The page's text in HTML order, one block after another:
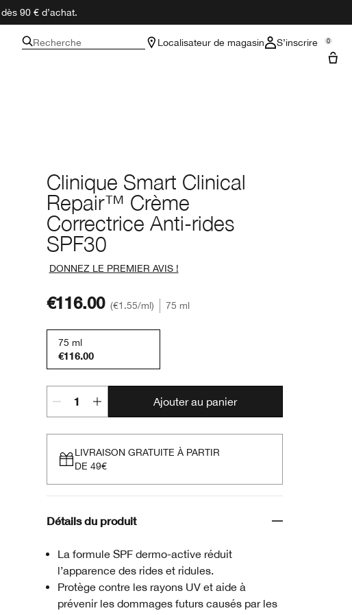
90 € d’achat.
Recherche Localisateur de magasin S’inscrire 0
Clinique Smart Clinical
Repair™ Crème
Correctrice Anti-rides
SPF30
DONNEZ LE PREMIER AVIS !
€116.00 €1.55/ml 75 ml
75 ml
€116.00
Ajouter au panier
LIVRAISON GRATUITE À PARTIR
DE 49€
Détails du produit
La formule SPF dermo-active réduit
l’apparence des rides et ridules.
Protège contre les rayons UV et aide à
prévenir les dommages futurs causés par les